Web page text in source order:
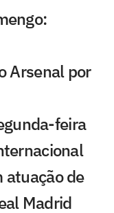
Arsenal por
feira
atuação de
Madrid